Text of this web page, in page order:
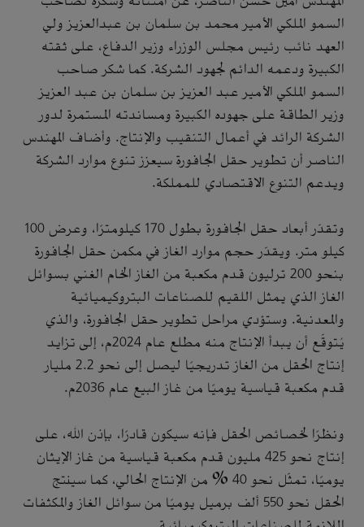
السمو الملكي الأمير محمد بن سلمان بن عبدالعزيز ولي
العهد نائب رئيس مجلس الوزراء وزير الدفاع، على ثقته
الكبيرة ودعمه الدائم لجهود الشركة. كما شكر صاحب
السمو الملكي الأمير عبد العزيز بن سلمان بن عبد العزيز
وزير الطاقة على جهوده الكبيرة ومساندته المستمرة لدور
الشركة الرائد في أعمال التنقيب والإنتاج. وأضاف المهندس
الناصر أن تطوير حقل الجافورة سيعزز تنوع موارد الشركة
ويدعم التنوع الاقتصادي للمملكة.
وتقدّر أبعاد حقل الجافورة بطول 170 كيلومترًا، وعرض 100
كيلو متر. ويقدّر حجم موارد الغاز في مكمن حقل الجافورة
بنحو 200 ترليون قدم مكعبة من الغاز الخام الغني بسوائل
الغاز الذي يمثل اللقيم للصناعات البتروكيميائية
والمعدنية. وستؤدي مراحل تطوير حقل الجافورة، والذي
يُتوقّع أن يبدأ الإنتاج منه مطلع عام 2024م، إلى تزايد
إنتاج الحقل من الغاز تدريجيًا ليصل إلى نحو 2.2 مليار
قدم مكعبة قياسية يوميًا من غاز البيع عام 2036م.
ونظرًا لخصائص الحقل فإنه سيكون قادرًا، بإذن الله، على
إنتاج نحو 425 مليون قدم مكعبة قياسية من غاز الإيثان
يوميًا، تمثّل نحو 40 % من الإنتاج الحالي، كما سينتج
الحقل نحو 550 ألف برميل يوميًا من سوائل الغاز والمكثفات